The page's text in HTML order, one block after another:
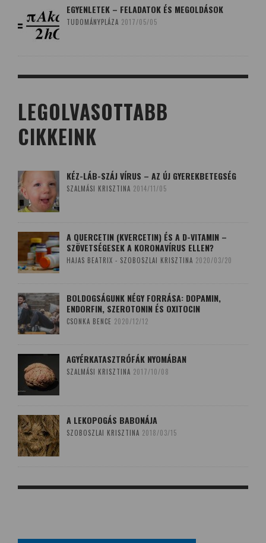
EGYENLETEK – FELADATOK ÉS MEGOLDÁSOK
TUDOMÁNYPLÁZA 2017/05/05
LEGOLVASOTTABB
CIKKEINK
KÉZ-LÁB-SZÁJ VÍRUS – AZ ÚJ GYEREKBETEGSÉG
SZALMÁSI KRISZTINA 2014/11/05
A QUERCETIN (KVERCETIN) ÉS A D-VITAMIN –
SZÖVETSÉGESEK A KORONAVÍRUS ELLEN?
HAJAS BEATRIX - SZOBOSZLAI KRISZTINA 2020/03/20
BOLDOGSÁGUNK NÉGY FORRÁSA: DOPAMIN,
ENDORFIN, SZEROTONIN ÉS OXITOCIN
CSONKA BENCE 2020/12/12
AGYÉRKATASZTRÓFÁK NYOMÁBAN
SZALMÁSI KRISZTINA 2017/10/08
A LEKOPOGÁS BABONÁJA
SZOBOSZLAI KRISZTINA 2018/03/15